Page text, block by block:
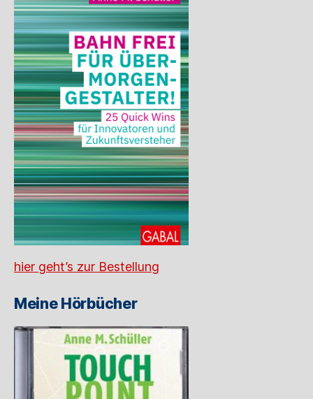
hier geht’s zur Bestellung
Meine Hörbücher